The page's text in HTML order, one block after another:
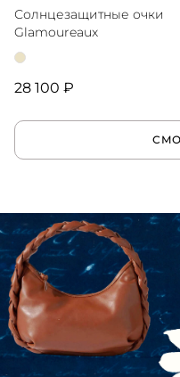
Солнцезащитные очки
Glamoureaux
28 100 ₽